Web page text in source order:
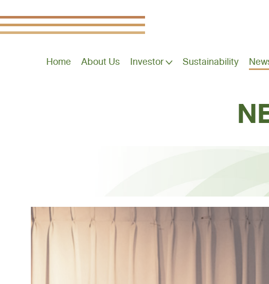
Home About Us Investor Sustainability